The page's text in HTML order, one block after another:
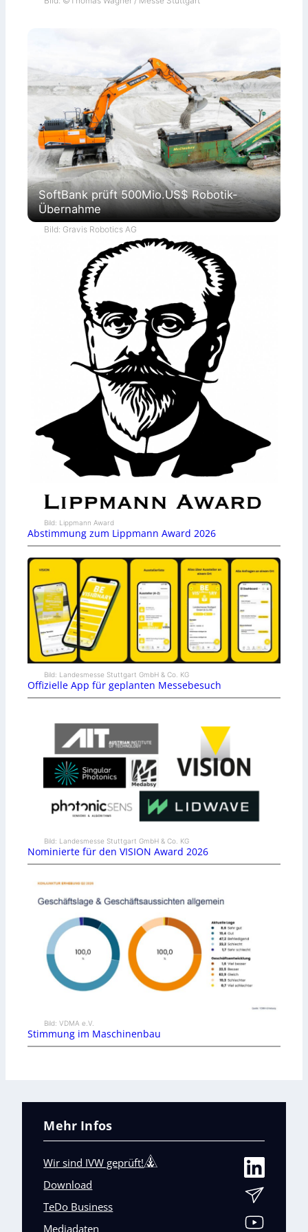
SoftBank prüft 500Mio.US$ Robotik-
Übernahme
Bild: Gravis Robotics AG
Bild: Lippmann Award
Abstimmung zum Lippmann Award 2026
Bild: Landesmesse Stuttgart GmbH & Co. KG
Offizielle App für geplanten Messebesuch
Bild: Landesmesse Stuttgart GmbH & Co. KG
Nominierte für den VISION Award 2026
Bild: VDMA e.V.
Stimmung im Maschinenbau
Mehr Infos
Wir sind IVW geprüft!
Download
TeDo Business
Mediadaten